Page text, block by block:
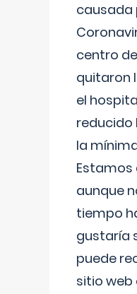
causada
centro
quitaron
el
reducido
la
Estamos
aunque
tiempo
gustaría
puede
sitio web